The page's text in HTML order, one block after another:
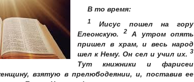
В то время:
1
Иисус пошел на гору
Елеонскую.
2
А утром опять
пришел в храм, и весь народ
шел к Нему. Он сел и учил их. 3
Тут книжники и фарисеи
взятую в прелюбодеянии, и, поставив ее